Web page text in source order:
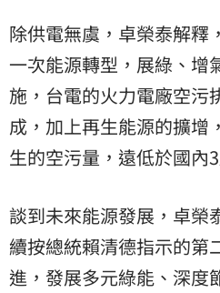
除供電無虞，卓榮泰解釋
一次能源轉型，展綠、增
施，台電的火力電廠空污
成，加上再生能源的擴增
生的空污量，遠低於國內
談到未來能源發展，卓榮
續按總統賴清德指示的第
進，發展多元綠能、深度